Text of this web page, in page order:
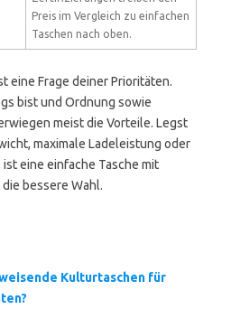
Preis im Vergleich zu einfachen
Taschen nach oben.
eine Frage deiner Prioritäten.
bist und Ordnung sowie
meist die Vorteile. Legst
maximale Ladeleistung oder
eine einfache Tasche mit
bessere Wahl.
Kulturtaschen für